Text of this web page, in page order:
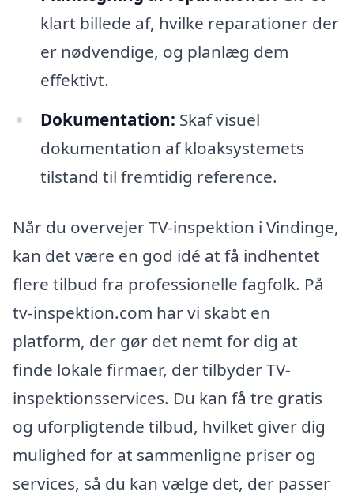
klart billede af, hvilke reparationer der
er nødvendige, og planlæg dem
effektivt.
Dokumentation: Skaf visuel
dokumentation af kloaksystemets
tilstand til fremtidig reference.
Når du overvejer TV-inspektion i Vindinge,
kan det være en god idé at få indhentet
flere tilbud fra professionelle fagfolk. På
tv-inspektion.com har vi skabt en
platform, der gør det nemt for dig at
finde lokale firmaer, der tilbyder TV-
inspektionsservices. Du kan få tre gratis
og uforpligtende tilbud, hvilket giver dig
mulighed for at sammenligne priser og
services, så du kan vælge det, der passer